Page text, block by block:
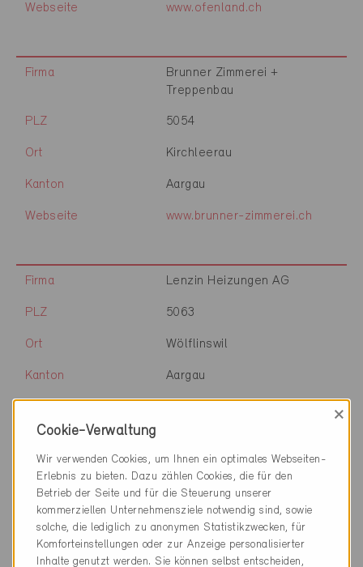
Webseite www.ofenland.ch
Firma
Brunner Zimmerei +
Treppenbau
PLZ 5054
Ort Kirchleerau
Kanton Aargau
Webseite www.brunner-zimmerei.ch
Firma Lenzin Heizungen AG
PLZ 5063
Ort Wölflinswil
Kanton Aargau
Firma HUSNER AG Holzbau
PLZ 5070
Frick
Cookie-Verwaltung
×
Wir verwenden Cookies, um Ihnen ein optimales Webseiten-
Erlebnis zu bieten. Dazu zählen Cookies, die für den
Betrieb der Seite und für die Steuerung unserer
kommerziellen Unternehmensziele notwendig sind, sowie
solche, die lediglich zu anonymen Statistikzwecken, für
Komforteinstellungen oder zur Anzeige personalisierter
Inhalte genutzt werden. Sie können selbst entscheiden,